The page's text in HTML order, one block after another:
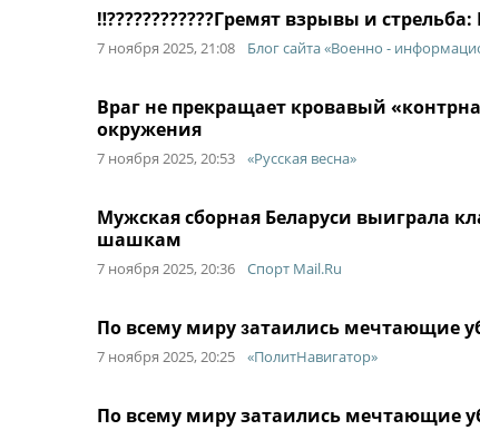
‼️????????????Гремят взрывы и
7 ноября 2025, 21:08 Блог сайта «Военно -
Враг не прекращает кровавый
окружения
7 ноября 2025, 20:53 «Русская весна»
Мужская сборная Беларуси выиграла
шашкам
7 ноября 2025, 20:36 Спорт Mail.Ru
Πο вceму миpу ɜaтaилиcь мeчтaющиe
7 ноября 2025, 20:25 «ПолитНавигатор»
По всему миру затаились мечтающие